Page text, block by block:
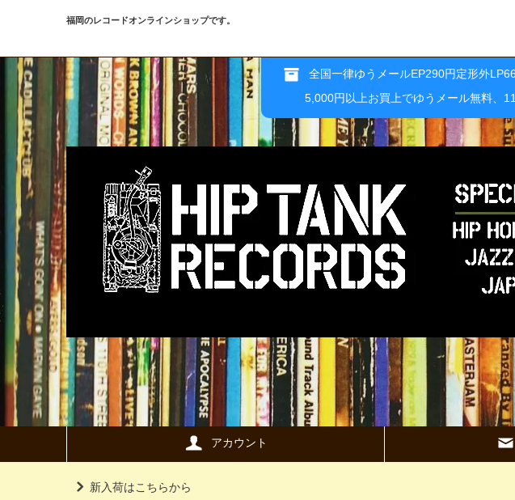
福岡のレコードオンラインショップです。
全国一律ゆうメールEP290円定形外
5,000円以上お買上でゆうメール無料、
アカウント
新入荷はこちらから